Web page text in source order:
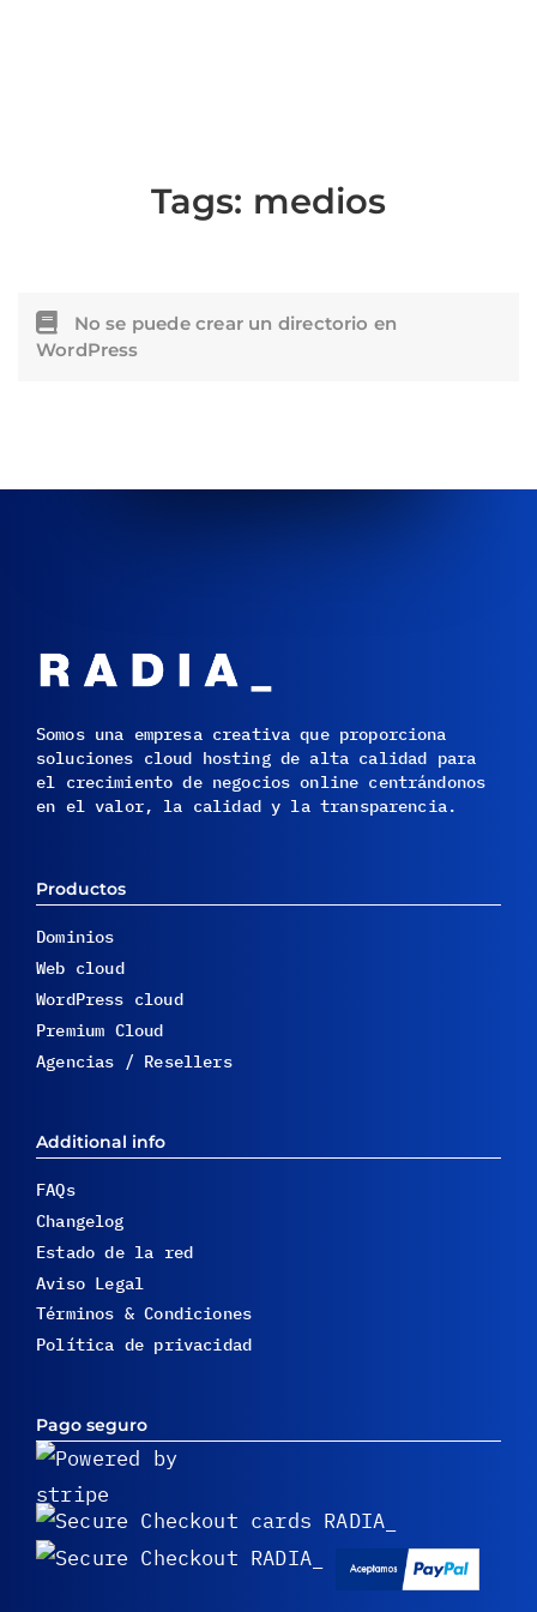
Tags: medios
No se puede crear un directorio en
WordPress
Somos una empresa creativa que proporciona
soluciones cloud hosting de alta calidad para
el crecimiento de negocios online centrándonos
en el valor, la calidad y la transparencia.
Productos
Dominios
Web cloud
WordPress cloud
Premium Cloud
Agencias / Resellers
Additional info
FAQs
Changelog
Estado de la red
Aviso Legal
Términos & Condiciones
Política de privacidad
Pago seguro